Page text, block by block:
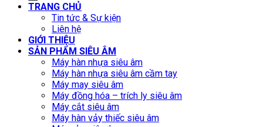
TRANG CHỦ
Tin tức & Sự kiện
Liên hệ
GIỚI THIỆU
SẢN PHẨM SIÊU ÂM
Máy hàn nhựa siêu âm
Máy hàn nhựa siêu âm cầm tay
Máy may siêu âm
Máy đồng hóa – trích ly siêu âm
Máy cắt siêu âm
Máy hàn vảy thiếc siêu âm